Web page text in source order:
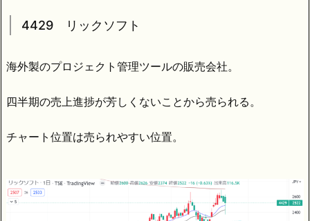
4429 リックソフト
海外製のプロジェクト管理ツールの販売会社。
四半期の売上進捗が芳しくないことから売られる。
チャート位置は売られやすい位置。